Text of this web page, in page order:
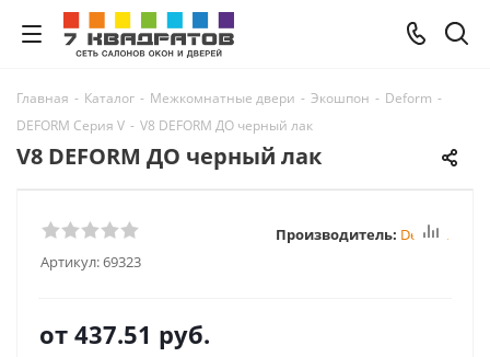
Главная - Каталог - Межкомнатные двери - Экошпон - Deform -
DEFORM Серия V - V8 DEFORM ДО черный лак
V8 DEFORM ДО черный лак
Артикул:69323
Производитель: Deform
от 437.51 руб.